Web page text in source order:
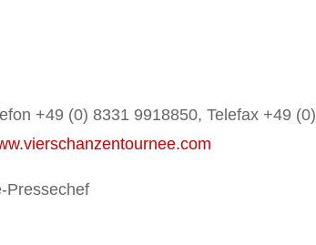
+49 (0) 8331 9918850, Telefax +49 (0)
Pressechef